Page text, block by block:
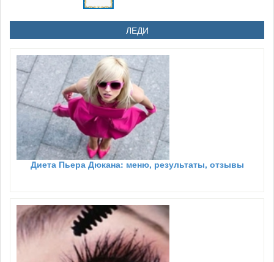
ЛЕДИ
Диета Пьера Дюкана: меню, результаты, отзывы